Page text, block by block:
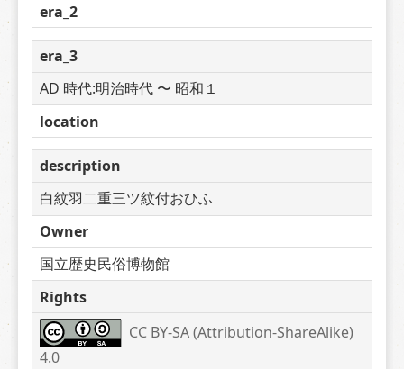
era_2
era_3
AD 時代:明治時代 〜 昭和１
location
description
白紋羽二重三ツ紋付おひふ
Owner
国立歴史民俗博物館
Rights
CC BY-SA (Attribution-ShareAlike)
4.0